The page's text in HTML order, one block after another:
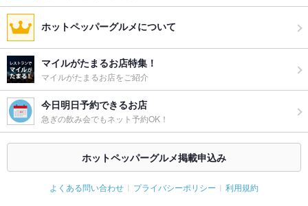
ホットペッパーグルメについて
マイルがたまるお店特集！
マイルがたまるお店をご紹介
今日明日予約できるお店
急ぎの飲み会でもネット予約OK！
ホットペッパーグルメ掲載申込み
よくある問い合わせ プライバシーポリシー 利用規約